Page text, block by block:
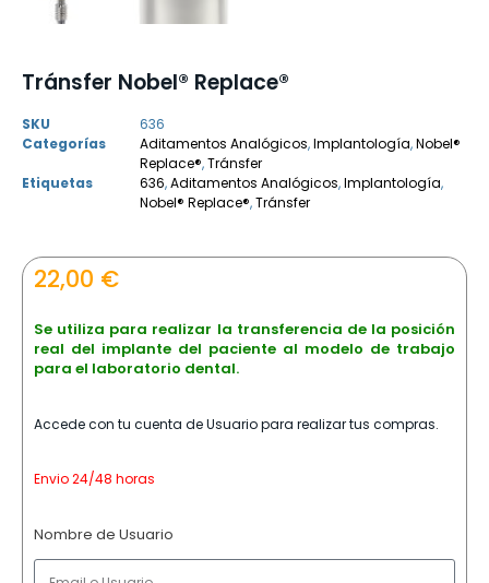
Tránsfer Nobel® Replace®
SKU
636
Categorías
Aditamentos Analógicos,Implantología,Nobel®
Replace®,Tránsfer
Etiquetas
636,Aditamentos Analógicos,Implantología,
Nobel® Replace®,Tránsfer
22,00 €
Se utiliza para realizar la transferencia de la posición
real del implante del paciente al modelo de trabajo
para el laboratorio dental.
Accede con tu cuenta de Usuario para realizar tus compras.
Envio 24/48 horas
Nombre de Usuario